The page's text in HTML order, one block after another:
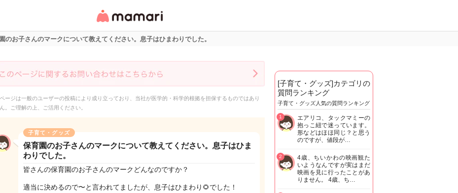
リ・情報サイト
のお子さんのマークについて教えてください。息子はひまわりでした。
ージは一般のユーザーの投稿により成り立っており、当社が医学的・科学的根拠を担保するものではあり
。ご理解の上、ご活用ください。
子育て・グッズ
保育園のお子さんのマークについて教えてください。息子はひま
わりでした。
皆さんの保育園のお子さんのマークどんなのですか？
適当に決めるので〜と言われてましたが、息子はひまわり🌻でした！
[子育て・グッズ]カテゴリの
質問ランキング
子育て・グッズ人気の質問ランキング
エアリコ、タックマミーの
抱っこ紐で迷っています。
形などはほほ同じ？と思う
のですが、値段が…
1
4歳、ちいかわの映画観た
いようなんですが実はまだ
映画を見に行ったことがあ
りません。 4歳、ち…
2